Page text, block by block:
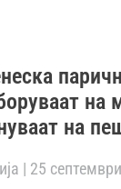
на
на
25